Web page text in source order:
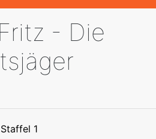
- Die
Staffel 1